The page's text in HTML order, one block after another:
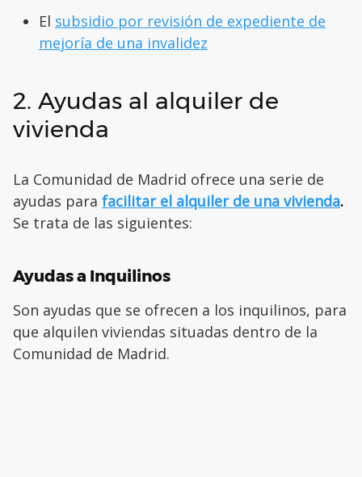
El subsidio por revisión de expediente de
mejoría de una invalidez
2. Ayudas al alquiler de
vivienda
La Comunidad de Madrid ofrece una serie de
ayudas para facilitar el alquiler de una vivienda.
Se trata de las siguientes:
Ayudas a Inquilinos
Son ayudas que se ofrecen a los inquilinos, para
que alquilen viviendas situadas dentro de la
Comunidad de Madrid.